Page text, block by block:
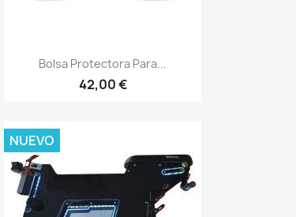
Vista rápida
Bolsa Protectora Para...
42,00 €
NUEVO